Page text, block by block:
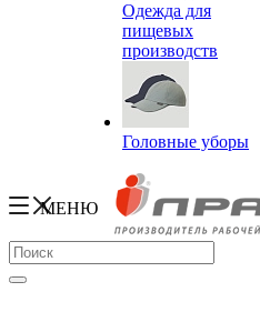
Одежда для
пищевых
производств
Головные уборы
МЕНЮ